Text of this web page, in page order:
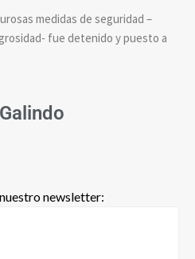
medidas de seguridad –
fue detenido y puesto a
newsletter: